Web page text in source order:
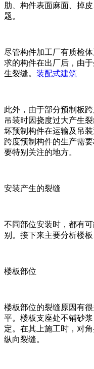
肋、构件表面麻面、掉
题。
尽管构件加工厂有质检
求的构件在出厂后，由
生裂缝。 装配式建筑
此外，由于部分预制板
吊装时因挠度过大产生
坏预制构件在运输及吊
跨度预制构件的生产需
要特别关注的地方。
安装产生的裂缝
不同部位安装时，都有
别。接下来主要分析楼板
楼板部位
楼板部位的裂缝原因有
平。楼板支座处不铺砂
定。在其上施工时，对
纵向裂缝。